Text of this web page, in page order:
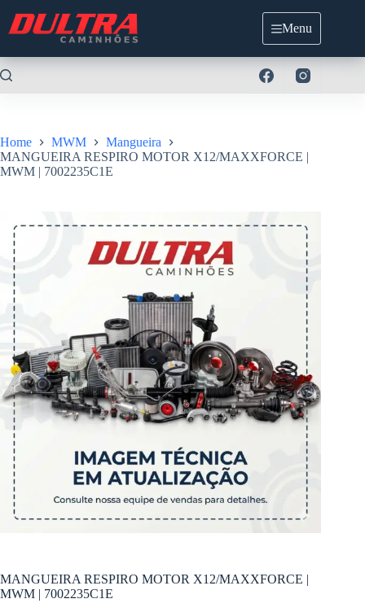
para
Menu
Home MWM
Mangueira
MANGUEIRA RESPIRO MOTOR X12/MAXXFORCE |
MWM | 7002235C1E
MANGUEIRA RESPIRO MOTOR X12/MAXXFORCE |
MWM | 7002235C1E